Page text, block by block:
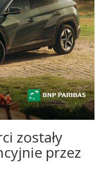
zostały
przez